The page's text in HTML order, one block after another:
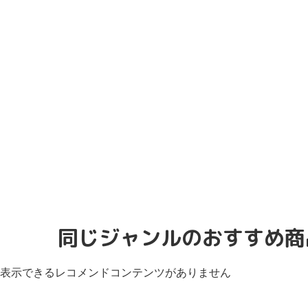
同じジャンルのおすすめ
表示できるレコメンドコンテンツがありません